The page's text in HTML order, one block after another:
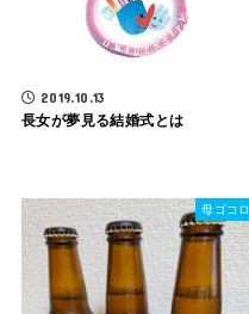
2019.10.13
長女が夢見る結婚式とは
母ゴコロ